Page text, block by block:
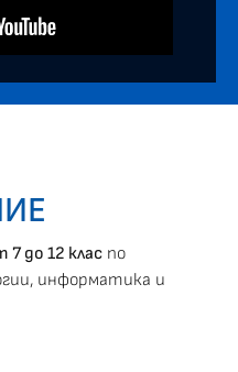
7 до 12 клас по
информатика и